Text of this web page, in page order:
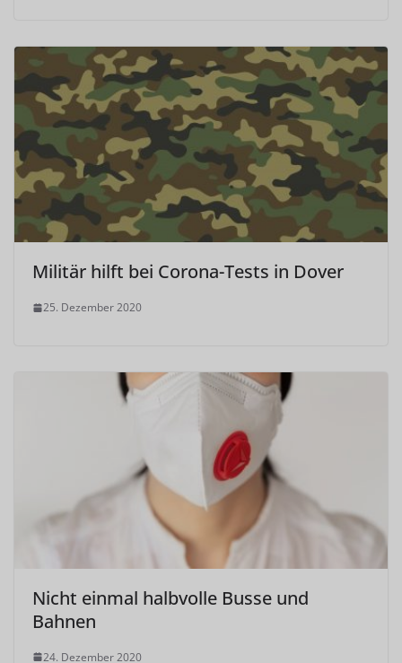
Militär hilft bei Corona-Tests in Dover
25. Dezember 2020
Nicht einmal halbvolle Busse und
Bahnen
24. Dezember 2020